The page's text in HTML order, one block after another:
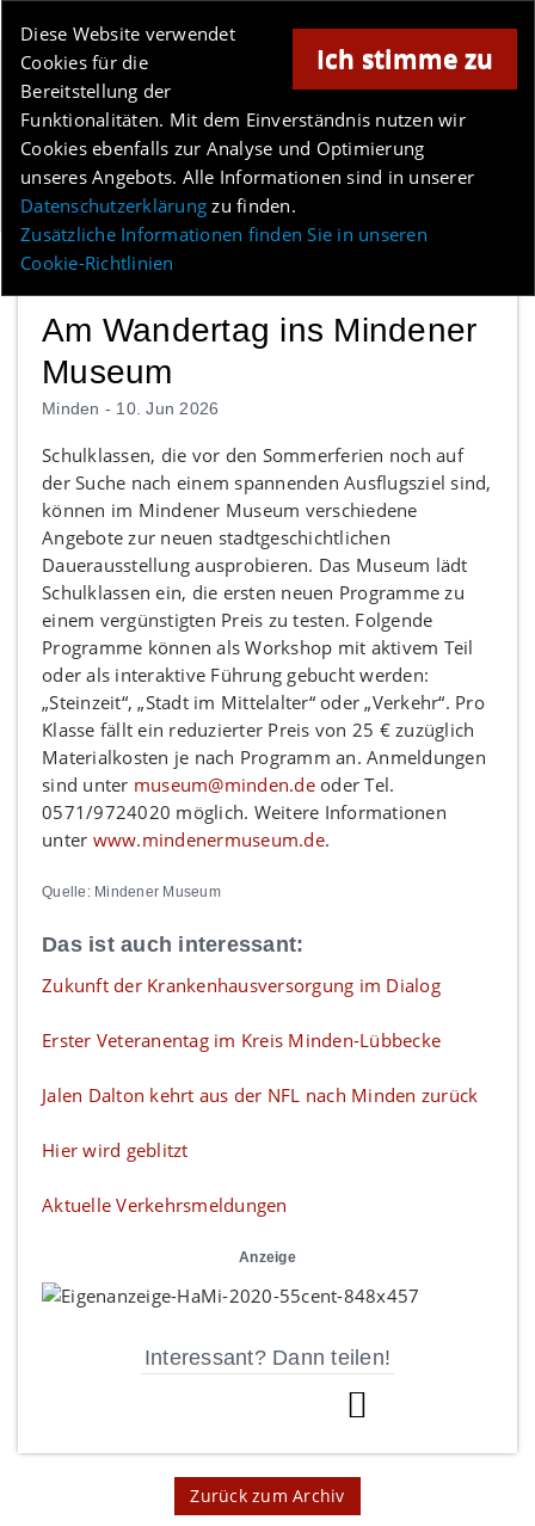
Ich stimme zu
Diese Website verwendet
Cookies für die
Bereitstellung der
Funktionalitäten. Mit dem Einverständnis nutzen wir
Cookies ebenfalls zur Analyse und Optimierung
unseres Angebots. Alle Informationen sind in unserer
Datenschutzerklärung zu finden.
Zusätzliche Informationen finden Sie in unseren
Cookie-Richtlinien
Anzeige
Menü
Am Wandertag ins Mindener
Museum
Minden - 10. Jun 2026
Schulklassen, die vor den Sommerferien noch auf
der Suche nach einem spannenden Ausflugsziel sind,
können im Mindener Museum verschiedene
Angebote zur neuen stadtgeschichtlichen
Dauerausstellung ausprobieren. Das Museum lädt
Schulklassen ein, die ersten neuen Programme zu
einem vergünstigten Preis zu testen. Folgende
Programme können als Workshop mit aktivem Teil
oder als interaktive Führung gebucht werden:
„Steinzeit“, „Stadt im Mittelalter“ oder „Verkehr“. Pro
Klasse fällt ein reduzierter Preis von 25 € zuzüglich
Materialkosten je nach Programm an. Anmeldungen
sind unter museum@minden.deoder Tel.
0571/9724020 möglich. Weitere Informationen
unter www.mindenermuseum.de.
Quelle: Mindener Museum
Das ist auch interessant:
Zukunft der Krankenhausversorgung im Dialog
Erster Veteranentag im Kreis Minden-Lübbecke
Jalen Dalton kehrt aus der NFL nach Minden zurück
Hier wird geblitzt
Aktuelle Verkehrsmeldungen
Anzeige
Interessant? Dann teilen!
Zurück zum Archiv